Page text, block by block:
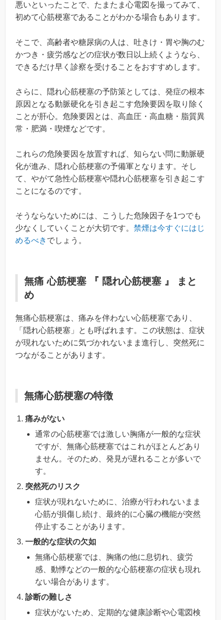
悪いといったことで、たまたま心電図を撮ってみて、
初めて心筋梗塞であることがわかる場合もあります。
そこで、高齢者や糖尿病の人は、吐きけ・胃や胸のむ
かつき・疲労感などの症状が数日以上続くようなら、
できるだけ早く診察を受けることをおすすめします。
さらに、隠れ心筋梗塞の予防策としては、発症の根本
原因となる動脈硬化を引き起こす危険要因を取り除く
ことが肝心。危険要因とは、高血圧・高血糖・脂質異
常・肥満・喫煙などです。
これらの危険要因を放置すれば、知らない問に動脈硬
化が進み、隠れ心筋梗塞の予備軍となります。そし
て、やがて急性心筋梗塞や隠れ心筋梗塞を引き起こす
ことになるのです。
そうならないためには、こうした危険因子を1つでも
少なくしていくことが大切です。 禁煙は今すぐにはじ
めるべき でしょう。
無痛 心筋梗塞 『 隠れ心筋梗塞 』 まと
め
無痛心筋梗塞は、痛みを伴わない心筋梗塞であり、
「隠れ心筋梗塞」とも呼ばれます。この状態は、症状
が現れないために気づかれないまま進行し、突然死に
つながることがあります。
無痛心筋梗塞の特徴
痛みがない
通常の心筋梗塞では激しい胸痛が一般的な症状
ですが、無痛心筋梗塞ではこれがほとんどあり
ません。そのため、発見が遅れることが多いで
す。
突然死のリスク
症状が現れないために、治療が行われないまま
心筋が損傷し続け、最終的に心臓の機能が突然
停止することがあります。
一般的な症状の欠如
無痛心筋梗塞では、胸痛の他に息切れ、疲労
感、動悸などの一般的な心筋梗塞の症状も現れ
ない場合があります。
診断の難しさ
症状がないため、定期的な健康診断や心電図検